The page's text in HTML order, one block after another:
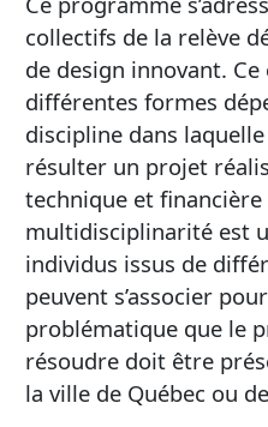
collectifs de la relève
de design innovant.
différentes formes
discipline dans
résulter un projet
technique et
multidisciplinarité est
individus issus de
peuvent s’associer
problématique que le
résoudre doit être
la ville de Québec ou